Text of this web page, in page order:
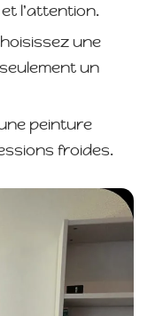
l'attention.
une
un
peinture
froides.